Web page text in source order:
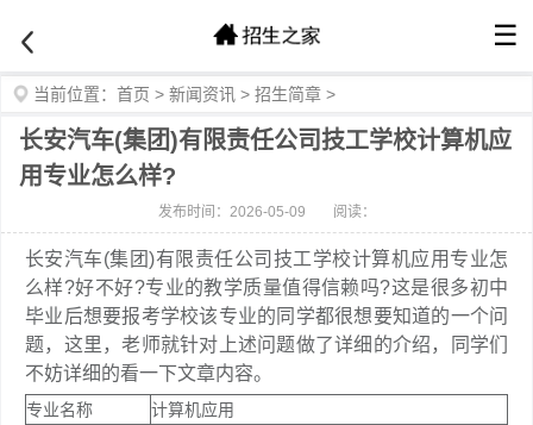
☰
当前位置： 首页 > 新闻资讯 > 招生简章 >
长安汽车(集团)有限责任公司技工学校计算机应
用专业怎么样?
发布时间：2026-05-09 阅读：
长安汽车(集团)有限责任公司技工学校计算机应用专业怎
么样?好不好?专业的教学质量值得信赖吗?这是很多初中
毕业后想要报考学校该专业的同学都很想要知道的一个问
题，这里，老师就针对上述问题做了详细的介绍，同学们
不妨详细的看一下文章内容。
专业名称
计算机应用